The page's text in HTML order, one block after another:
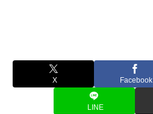
X Facebook
LINE